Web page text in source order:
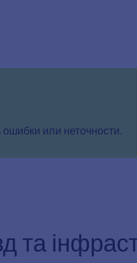
или неточности.
та